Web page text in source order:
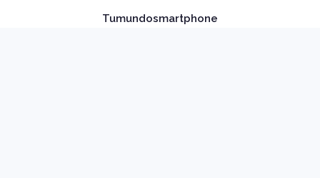
Tumundosmartphone